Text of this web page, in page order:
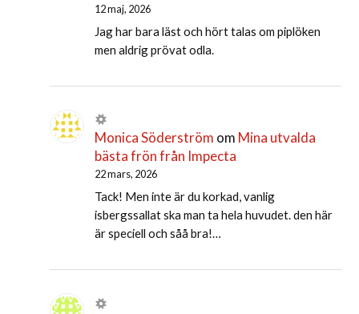
12 maj, 2026
Jag har bara läst och hört talas om piplöken
men aldrig prövat odla.
Monica Söderström om Mina utvalda
bästa frön från Impecta
22 mars, 2026
Tack! Men inte är du korkad, vanlig
isbergssallat ska man ta hela huvudet. den här
är speciell och såå bra!…